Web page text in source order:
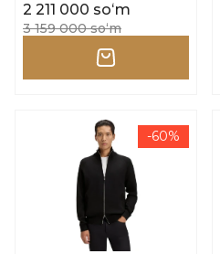
2 211 000 soʻm
3 159 000 soʻm
-60%